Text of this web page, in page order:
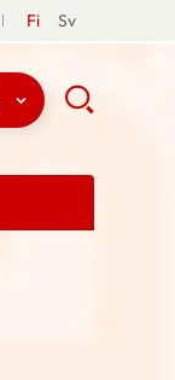
Fi Sv